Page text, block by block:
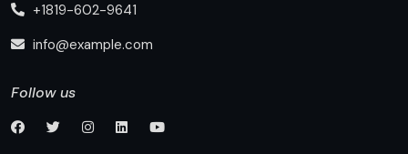
+1819-602-9641
info@example.com
Follow us